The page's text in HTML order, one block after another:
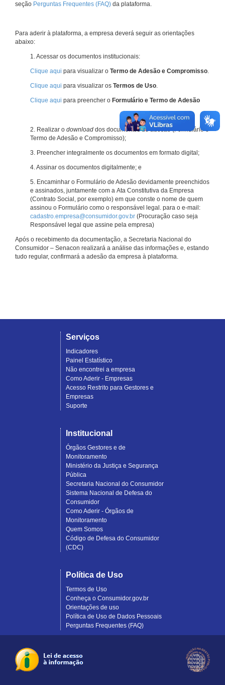
seção Perguntas Frequentes (FAQ) da plataforma.
Para aderir à plataforma, a empresa deverá seguir as orientações
abaixo:
1. Acessar os documentos institucionais:
Clique aqui para visualizar o Termo de Adesão e Compromisso.
Clique aqui para visualizar os Termos de Uso.
Clique aqui para preencher o Formulário e Termo de Adesão
2. Realizar o download dos documentos de adesão (Formulário e
Termo de Adesão e Compromisso);
3. Preencher integralmente os documentos em formato digital;
4. Assinar os documentos digitalmente; e
5. Encaminhar o Formulário de Adesão devidamente preenchidos
e assinados, juntamente com a Ata Constitutiva da Empresa
(Contrato Social, por exemplo) em que conste o nome de quem
assinou o Formulário como o responsável legal. para o e-mail:
cadastro.empresa@consumidor.gov.br (Procuração caso seja
Responsável legal que assine pela empresa)
Após o recebimento da documentação, a Secretaria Nacional do
Consumidor – Senacon realizará a análise das informações e, estando
tudo regular, confirmará a adesão da empresa à plataforma.
Serviços
Indicadores
Painel Estatístico
Não encontrei a empresa
Como Aderir - Empresas
Acesso Restrito para Gestores e
Empresas
Suporte
Institucional
Órgãos Gestores e de
Monitoramento
Ministério da Justiça e Segurança
Pública
Secretaria Nacional do Consumidor
Sistema Nacional de Defesa do
Consumidor
Como Aderir - Órgãos de
Monitoramento
Quem Somos
Código de Defesa do Consumidor
(CDC)
Política de Uso
Termos de Uso
Conheça o Consumidor.gov.br
Orientações de uso
Política de Uso de Dados Pessoais
Perguntas Frequentes (FAQ)